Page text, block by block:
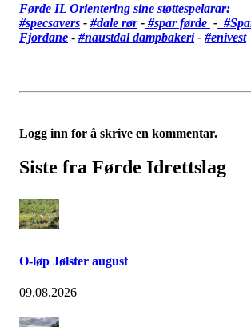
Førde IL Orientering sine støttespelarar:
#specsavers - #dale rør- #spar førde -
Fjordane - #naustdal dampbakeri - #enivest
Logg inn for å skrive en kommentar.
Siste fra Førde Idrettslag
O-løp Jølster august
09.08.2026